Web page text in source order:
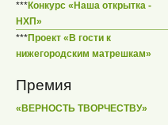
***Конкурс «Наша открытка -
НХП»
***Проект «В гости к
нижегородским матрешкам»
Премия
«ВЕРНОСТЬ ТВОРЧЕСТВУ»